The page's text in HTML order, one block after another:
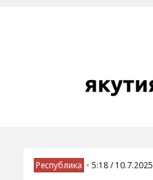
Республика • 5:18 / 10.7.2025